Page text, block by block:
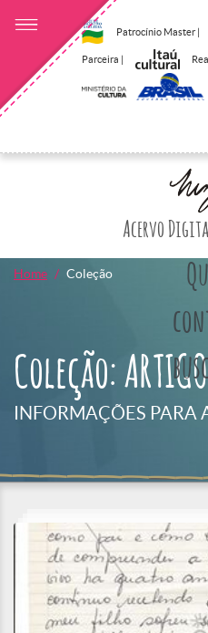
Patrocínio Master |
Parceira |
Acervo
Home Coleção
Coleção: ARTIGO
INFORMAÇÕES PARA